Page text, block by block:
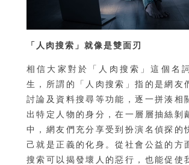
「人肉搜索」就像是雙面刃
相信大家對於「人肉搜索」這個名
生，所謂的「人肉搜索」指的是網友
討論及資料搜尋等功能，逐一拼湊相
出特定人物的身分，在一層層抽絲剝
中，網友們充分享受到扮演名偵探的
己就是正義的化身。從社會公益的方
搜索可以揭發壞人的惡行，也能促使